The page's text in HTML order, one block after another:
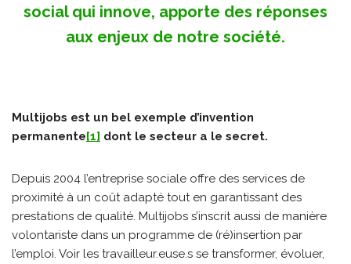
social qui innove, apporte des réponses
aux enjeux de notre société.
Multijobs est un bel exemple d’invention
permanente[1] dont le secteur a le secret.
Depuis 2004 l’entreprise sociale offre des services de
proximité à un coût adapté tout en garantissant des
prestations de qualité. Multijobs s’inscrit aussi de manière
volontariste dans un programme de (ré)insertion par
l’emploi. Voir les travailleur.euse.s se transformer, évoluer,